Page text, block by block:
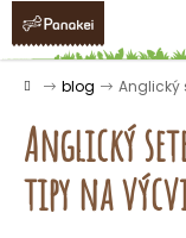
Prejsť
obsah
Domov
blog Anglický
Anglický
tipy na
K
o Späť
Späť